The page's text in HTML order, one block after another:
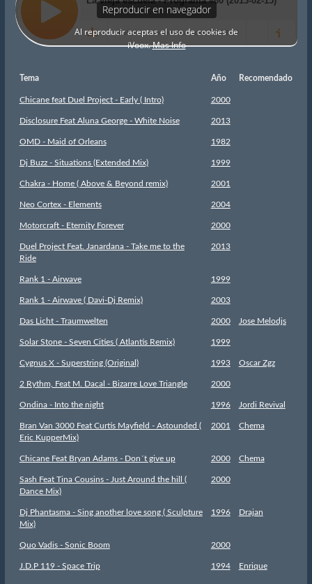
Tema Año Recomendado
Chicane feat Duel Project - Early ( Intro) 2000
Disclosure Feat Aluna George - White Noise 2013
OMD - Maid of Orleans 1982
Dj Buzz - Situations (Extended Mix) 1999
Chakra - Home ( Above & Beyond remix) 2001
Neo Cortex - Elements 2004
Motorcraft - Eternity Forever 2000
Duel Project Feat. Janardana - Take me to the
Ride
2013
Rank 1 - Airwave 1999
Rank 1 - Airwave ( Davi-Dj Remix) 2003
Das Licht - Traumwelten 2000 Jose Melodjs
Solar Stone - Seven Cities ( Atlantis Remix) 1999
Cygnus X - Superstring (Original) 1993 Oscar Zgz
2 Rythm, Feat M. Dacal - Bizarre Love Triangle 2000
Ondina - Into the night 1996 Jordi Revival
Bran Van 3000 Feat Curtis Mayfield - Astounded (
Eric KupperMix)
2001 Chema
Chicane Feat Bryan Adams - Don´t give up 2000 Chema
Sash Feat Tina Cousins - Just Around the hill (
Dance Mix)
2000
Dj Phantasma - Sing another love song ( Sculpture
Mix)
1996 Drajan
Quo Vadis - Sonic Boom 2000
J.D.P 119 - Space Trip 1994 Enrique